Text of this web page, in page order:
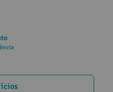
até 10x
cartão